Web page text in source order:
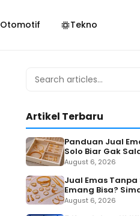
Otomotif Tekno
Search
Artikel Terbaru
Panduan Jual
Solo Biar Gak
August 6, 2026
Jual Emas
Emang Bisa?
August 6, 2026